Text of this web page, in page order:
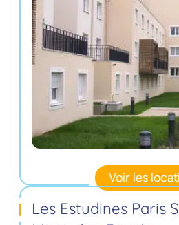
Voir les
Les Estudines Paris